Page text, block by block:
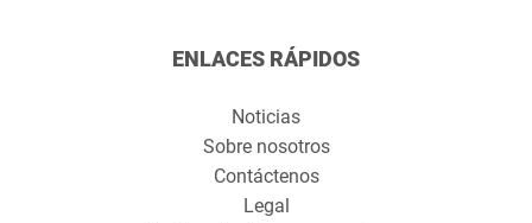
ENLACES RÁPIDOS
Noticias
Sobre nosotros
Contáctenos
Legal